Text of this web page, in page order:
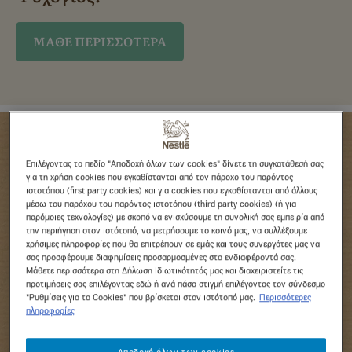
ΜΑΘΕ ΠΕΡΙΣΣΟΤΕΡΑ
Το γλυκό του μήνα
Χριστουγεννιάτικοι κύβοι
Επιλέγοντας το πεδίο "Αποδοχή όλων των cookies" δίνετε τη συγκατάθεσή σας
για τη χρήση cookies που εγκαθίστανται από τον πάροχο του παρόντος
ιστοτόπου (first party cookies) και για cookies που εγκαθίστανται από άλλους
μέσω του παρόχου του παρόντος ιστοτόπου (third party cookies) (ή για
παρόμοιες τεχνολογίες) με σκοπό να ενισχύσουμε τη συνολική σας εμπειρία από
την περιήγηση στον ιστότοπό, να μετρήσουμε το κοινό μας, να συλλέξουμε
χρήσιμες πληροφορίες που θα επιτρέπουν σε εμάς και τους συνεργάτες μας να
σας προσφέρουμε διαφημίσεις προσαρμοσμένες στα ενδιαφέροντά σας.
Μάθετε περισσότερα στη Δήλωση Ιδιωτικότητάς μας και διαχειριστείτε τις
προτιμήσεις σας επιλέγοντας εδώ ή ανά πάσα στιγμή επιλέγοντας τον σύνδεσμο
"Ρυθμίσεις για τα Cookies" που βρίσκεται στον ιστότοπό μας.
Περισσότερες
πληροφορίες